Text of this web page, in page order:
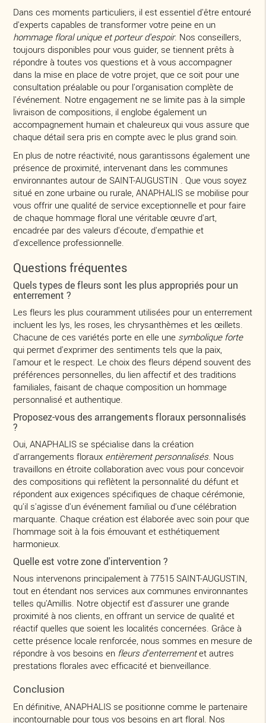
Dans ces moments particuliers, il est essentiel d'être entouré
d'experts capables de transformer votre peine en un
hommage floral unique et porteur d'espoir. Nos conseillers,
toujours disponibles pour vous guider, se tiennent prêts à
répondre à toutes vos questions et à vous accompagner
dans la mise en place de votre projet, que ce soit pour une
consultation préalable ou pour l'organisation complète de
l'événement. Notre engagement ne se limite pas à la simple
livraison de compositions, il englobe également un
accompagnement humain et chaleureux qui vous assure que
chaque détail sera pris en compte avec le plus grand soin.
En plus de notre réactivité, nous garantissons également une
présence de proximité, intervenant dans les communes
environnantes autour de SAINT-AUGUSTIN . Que vous soyez
situé en zone urbaine ou rurale, ANAPHALIS se mobilise pour
vous offrir une qualité de service exceptionnelle et pour faire
de chaque hommage floral une véritable œuvre d'art,
encadrée par des valeurs d'écoute, d'empathie et
d'excellence professionnelle.
Questions fréquentes
Quels types de fleurs sont les plus appropriés pour un
enterrement ?
Les fleurs les plus couramment utilisées pour un enterrement
incluent les lys, les roses, les chrysanthèmes et les œillets.
Chacune de ces variétés porte en elle une symbolique forte
qui permet d'exprimer des sentiments tels que la paix,
l'amour et le respect. Le choix des fleurs dépend souvent des
préférences personnelles, du lien affectif et des traditions
familiales, faisant de chaque composition un hommage
personnalisé et authentique.
Proposez-vous des arrangements floraux personnalisés
?
Oui, ANAPHALIS se spécialise dans la création
d'arrangements floraux entièrement personnalisés. Nous
travaillons en étroite collaboration avec vous pour concevoir
des compositions qui reflètent la personnalité du défunt et
répondent aux exigences spécifiques de chaque cérémonie,
qu'il s'agisse d'un événement familial ou d'une célébration
marquante. Chaque création est élaborée avec soin pour que
l'hommage soit à la fois émouvant et esthétiquement
harmonieux.
Quelle est votre zone d'intervention ?
Nous intervenons principalement à 77515 SAINT-AUGUSTIN,
tout en étendant nos services aux communes environnantes
telles qu'Amillis. Notre objectif est d'assurer une grande
proximité à nos clients, en offrant un service de qualité et
réactif quelles que soient les localités concernées. Grâce à
cette présence locale renforcée, nous sommes en mesure de
répondre à vos besoins en fleurs d'enterrementet autres
prestations florales avec efficacité et bienveillance.
Conclusion
En définitive, ANAPHALIS se positionne comme le partenaire
incontournable pour tous vos besoins en art floral. Nos